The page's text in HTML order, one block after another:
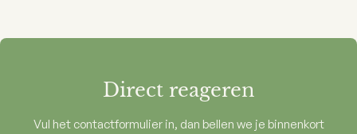
Direct reageren
Vul het contactformulier in, dan bellen we je binnenkort